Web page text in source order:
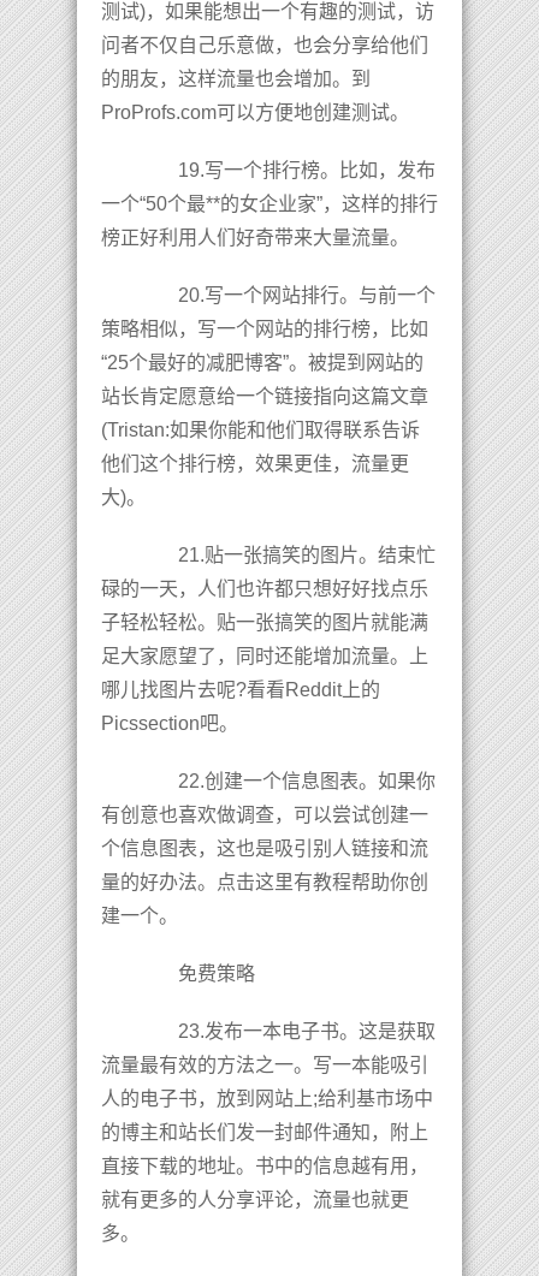
测试)，如果能想出一个有趣的测试，访
问者不仅自己乐意做，也会分享给他们
的朋友，这样流量也会增加。到
ProProfs.com可以方便地创建测试。
19.写一个排行榜。比如，发布
一个“50个最**的女企业家”，这样的排行
榜正好利用人们好奇带来大量流量。
20.写一个网站排行。与前一个
策略相似，写一个网站的排行榜，比如
“25个最好的减肥博客”。被提到网站的
站长肯定愿意给一个链接指向这篇文章
(Tristan:如果你能和他们取得联系告诉
他们这个排行榜，效果更佳，流量更
大)。
21.贴一张搞笑的图片。结束忙
碌的一天，人们也许都只想好好找点乐
子轻松轻松。贴一张搞笑的图片就能满
足大家愿望了，同时还能增加流量。上
哪儿找图片去呢?看看Reddit上的
Picssection吧。
22.创建一个信息图表。如果你
有创意也喜欢做调查，可以尝试创建一
个信息图表，这也是吸引别人链接和流
量的好办法。点击这里有教程帮助你创
建一个。
免费策略
23.发布一本电子书。这是获取
流量最有效的方法之一。写一本能吸引
人的电子书，放到网站上;给利基市场中
的博主和站长们发一封邮件通知，附上
直接下载的地址。书中的信息越有用，
就有更多的人分享评论，流量也就更
多。